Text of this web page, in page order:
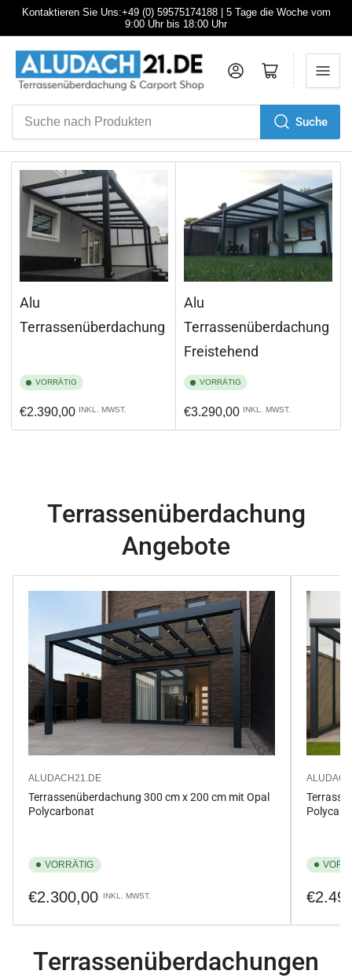
Kontaktieren Sie Uns:+49 (0) 59575174188 | 5 Tage die Woche vom
9:00 Uhr bis 18:00 Uhr
nach
Produkten
Suche
AnmeldenMini-Warenkorb öffnen
Alu
Terrassenüberdachung
VORRÄTIG
Normaler
Preis
€2.390,00 INKL. MWST.
Alu
Terrassenüberdachung
Freistehend
VORRÄTIG
Normaler
Preis
€3.290,00 INKL. MWST.
Terrassenüberdachung
Angebote
ALUDACH21.DE
Terrassenüberdachung 300 cm x 200 cm mit Opal
Polycarbonat
VORRÄTIG
Normaler
€2.300,00 INKL. MWST.
Terrassenüberdachungen